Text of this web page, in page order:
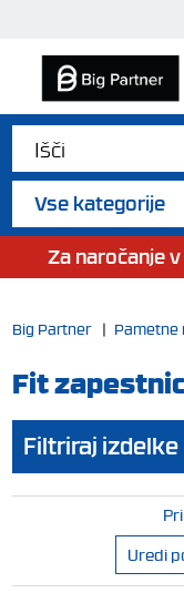
Vse kategorije
Za naročanje
Big Partner | Pametne
Fit
Filtriraj izdelke